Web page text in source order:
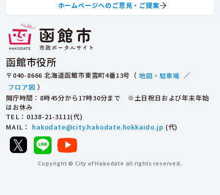
函館市役所
〒040-8666 北海道函館市東雲町4番13号（ 地図・駐車場 ／
フロア図 ）
開庁時間：8時45分から17時30分まで ※土日祝日および年末年始
はお休み
TEL ：0138-21-3111(代)
MAIL ： hakodate@city.hakodate.hokkaido.jp (代)
ホームページへのご意見・ご提案
Copyright © City of Hakodate all rights reserved.